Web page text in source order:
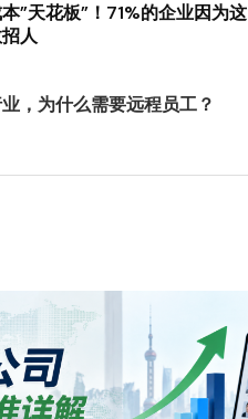
”天花板”！71%的企业因为这
人
，为什么需要远程员工？